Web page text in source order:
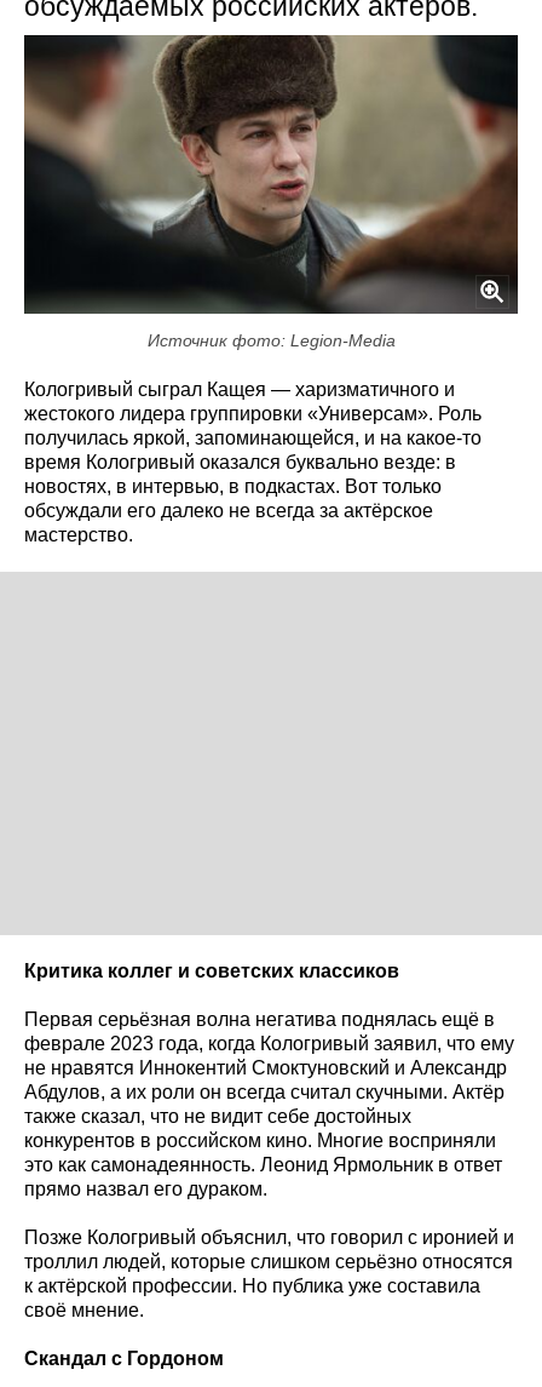
Источник фото: Legion-Media
Кологривый сыграл Кащея — харизматичного и
жестокого лидера группировки «Универсам». Роль
получилась яркой, запоминающейся, и на какое-то
время Кологривый оказался буквально везде: в
новостях, в интервью, в подкастах. Вот только
обсуждали его далеко не всегда за актёрское
мастерство.
Критика коллег и советских классиков
Первая серьёзная волна негатива поднялась ещё в
феврале 2023 года, когда Кологривый заявил, что ему
не нравятся Иннокентий Смоктуновский и Александр
Абдулов, а их роли он всегда считал скучными. Актёр
также сказал, что не видит себе достойных
конкурентов в российском кино. Многие восприняли
это как самонадеянность. Леонид Ярмольник в ответ
прямо назвал его дураком.
Позже Кологривый объяснил, что говорил с иронией и
троллил людей, которые слишком серьёзно относятся
к актёрской профессии. Но публика уже составила
своё мнение.
Скандал с Гордоном